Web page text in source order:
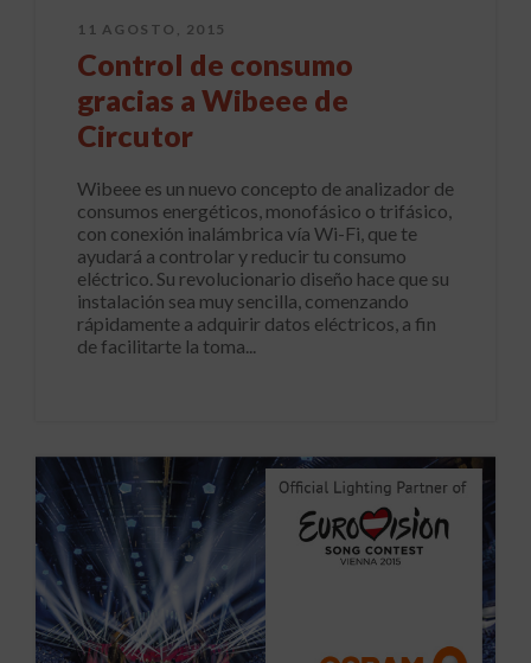
11 AGOSTO, 2015
Control de consumo
gracias a Wibeee de
Circutor
Wibeee es un nuevo concepto de analizador de
consumos energéticos, monofásico o trifásico,
con conexión inalámbrica vía Wi-Fi, que te
ayudará a controlar y reducir tu consumo
eléctrico. Su revolucionario diseño hace que su
instalación sea muy sencilla, comenzando
rápidamente a adquirir datos eléctricos, a fin
de facilitarte la toma...